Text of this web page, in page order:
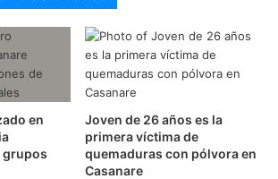
en
grupos
Joven de 26 años es la
primera víctima de
quemaduras con pólvora en
Casanare